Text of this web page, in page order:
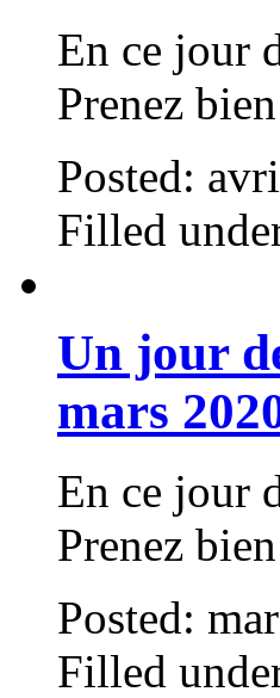
En ce jour
Prenez
Posted:
Filled
Un jour
mars
En ce jour
Prenez
Posted:
Filled